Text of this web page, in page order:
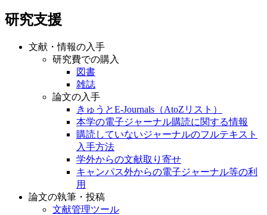
研究支援
文献・情報の入手
研究費での購入
図書
雑誌
論文の入手
きゅうとE-Journals（AtoZリスト）
本学の電子ジャーナル購読に関する情報
購読していないジャーナルのフルテキスト
入手方法
学外からの文献取り寄せ
キャンパス外からの電子ジャーナル等の利
用
論文の執筆・投稿
文献管理ツール